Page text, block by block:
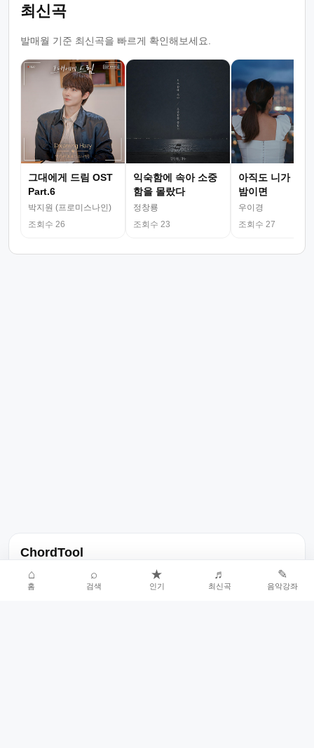
최신곡
발매월 기준 최신곡을 빠르게 확인해보세요.
그대에게 드림 OST
Part.6
박지원 (프로미스나인)
조회수 26
익숙함에 속아 소중
함을 몰랐다
정창룡
조회수 23
아직도 니가 그
밤이면
우이경
조회수 27
ChordTool
노래 가사, 곡 정보, 코드, 악보를 한곳에서 찾을 수 있는 음악 정보
서비스입니다.
⌂
홈
⌕
검색
★
인기
♬
최신곡
✎
음악강좌